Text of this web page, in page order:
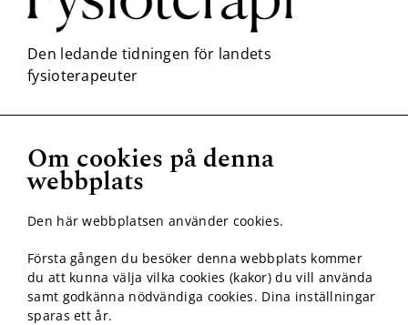
Om cookies på denna
webbplats
Den här webbplatsen använder cookies.
Första gången du besöker denna webbplats kommer
du att kunna välja vilka cookies (kakor) du vill använda
samt godkänna nödvändiga cookies. Dina inställningar
sparas ett år.
Nödvändiga
Dessa kakor
välja bort. De
att hemsidan
över huvud
taget ska
fungera.